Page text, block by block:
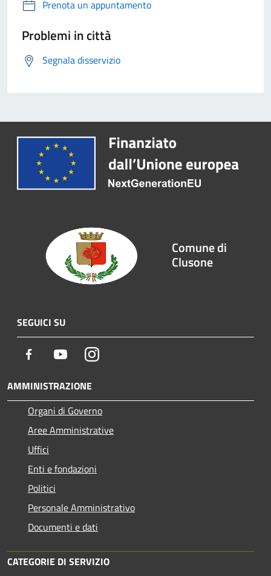
Prenota un appuntamento
Problemi in città
Segnala disservizio
Comune di
Clusone
SEGUICI SU
Facebook YoutubeInstagram
AMMINISTRAZIONE
Organi di Governo
Aree Amministrative
Uffici
Enti e fondazioni
Politici
Personale Amministrativo
Documenti e dati
CATEGORIE DI SERVIZIO